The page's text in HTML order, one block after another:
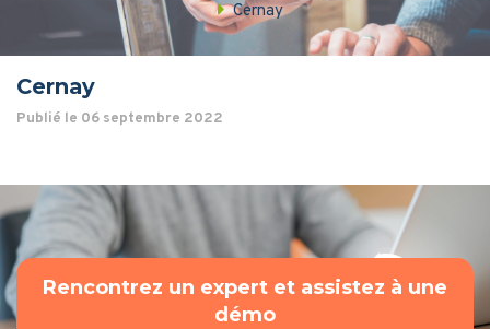
Cernay
Cernay
Publié le 06 septembre 2022
Rencontrez un expert et assistez à une
démo